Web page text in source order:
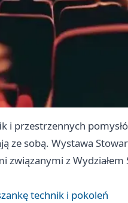
i przestrzennych
ze sobą. Wystawa
z
technik i pokoleń